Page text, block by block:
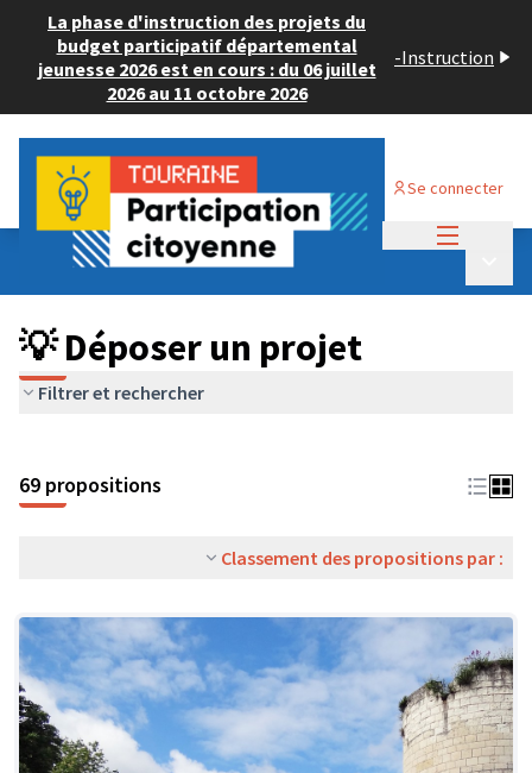
La phase d'instruction des projets du
budget participatif départemental
jeunesse 2026 est en cours : du 06 juillet
2026 au 11 octobre 2026
-Instruction
Se connecter
Budget Participatif ADULTE 2024
💡 Déposer un projet
💡 Déposer un projet
Filtrer et rechercher
69 propositions
Classement des propositions par :